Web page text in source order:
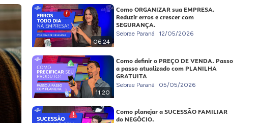
06:24
Como ORGANIZAR sua EMPRESA.
Reduzir erros e crescer com
SEGURANÇA.
Sebrae Paraná 12/05/2026
11:20
Como definir o PREÇO DE VENDA. Passo
a passo atualizado com PLANILHA
GRATUITA
Sebrae Paraná 05/05/2026
Como planejar a SUCESSÃO FAMILIAR
do NEGÓCIO.